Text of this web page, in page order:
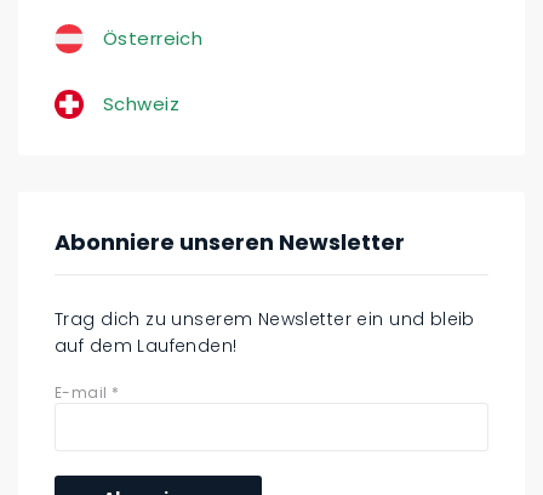
Österreich
Schweiz
Abonniere unseren Newsletter
Trag dich zu unserem Newsletter ein und bleib
auf dem Laufenden!
E-mail *